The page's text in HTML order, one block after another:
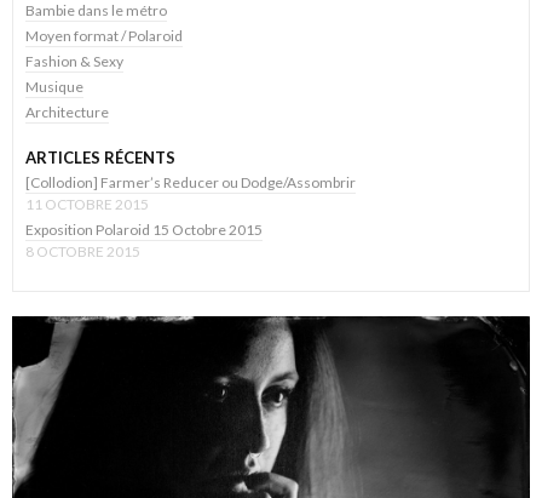
Bambie dans le métro
Moyen format / Polaroid
Fashion & Sexy
Musique
Architecture
ARTICLES RÉCENTS
[Collodion] Farmer’s Reducer ou Dodge/Assombrir
11 OCTOBRE 2015
Exposition Polaroid 15 Octobre 2015
8 OCTOBRE 2015